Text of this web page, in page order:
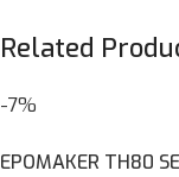
Related
-7%
EPOMAKER TH80 SE